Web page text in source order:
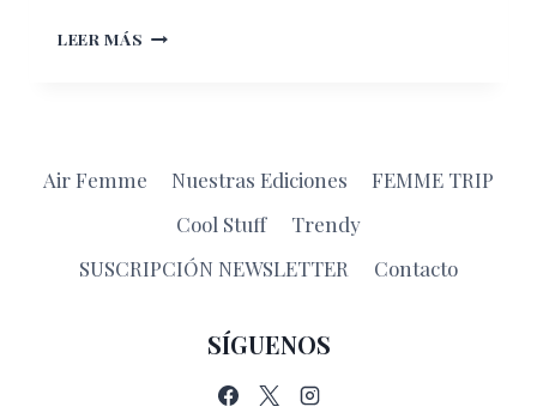
LEER MÁS CIRQUE
DE
PRIMER
PARQUE
Air Femme Nuestras Ediciones
FEMME TRIP
Cool Stuff
Trendy
SUSCRIPCIÓN NEWSLETTER
Contacto
SÍGUENOS